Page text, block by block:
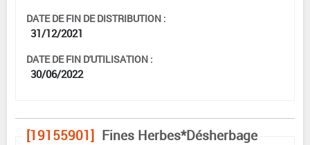
DATE DE FIN DE DISTRIBUTION :
31/12/2021
DATE DE FIN D'UTILISATION :
30/06/2022
[19155901] Fines Herbes*Désherbage